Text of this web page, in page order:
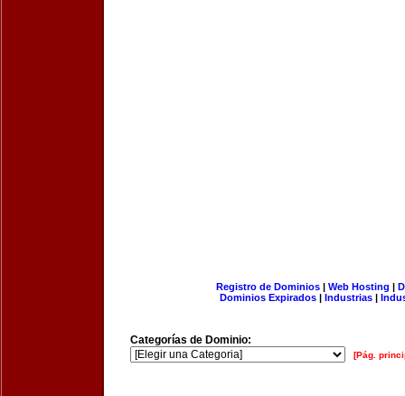
Registro de Dominios| Web Hosting |
Dominios Expirados | Industrias |
Categorías de Dominio:
[Pág.